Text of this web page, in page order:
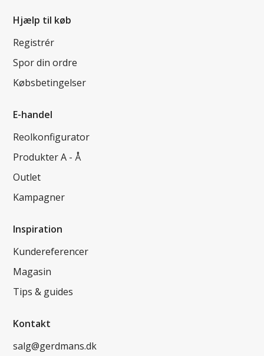
Hjælp til køb
Registrér
Spor din ordre
Købsbetingelser
E-handel
Reolkonfigurator
Produkter A - Å
Outlet
Kampagner
Inspiration
Kundereferencer
Magasin
Tips & guides
Kontakt
salg@gerdmans.dk